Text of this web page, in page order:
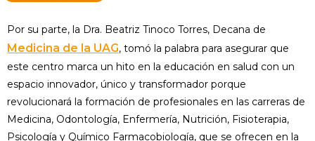
Por su parte, la Dra. Beatriz Tinoco Torres, Decana de
Medicina de la UAG, tomó la palabra para asegurar que
este centro marca un hito en la educación en salud con un
espacio innovador, único y transformador porque
revolucionará la formación de profesionales en las carreras de
Medicina, Odontología, Enfermería, Nutrición, Fisioterapia,
Psicología y Químico Farmacobiología, que se ofrecen en la